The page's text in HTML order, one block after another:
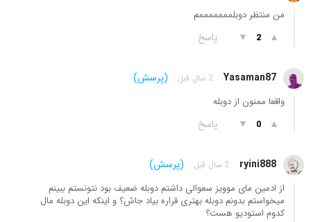
من منتظر دوبلمممممممم
▲
2
▼ پاسخ
Yasaman87 2 سال قبل (پرسش)
واقعا ممنون از دوبله
▲
0
▼ پاسخ
ryini888 2 سال قبل (پرسش)
از ادمین مای موویز سعوالی داشتم دوبله ضعیف بود نتونستم ببینم
میخواستم بدونم دوبله بهتری قراره بیاد جاش؟ و اینکه این دوبله مال
کدوم استودیو هست؟